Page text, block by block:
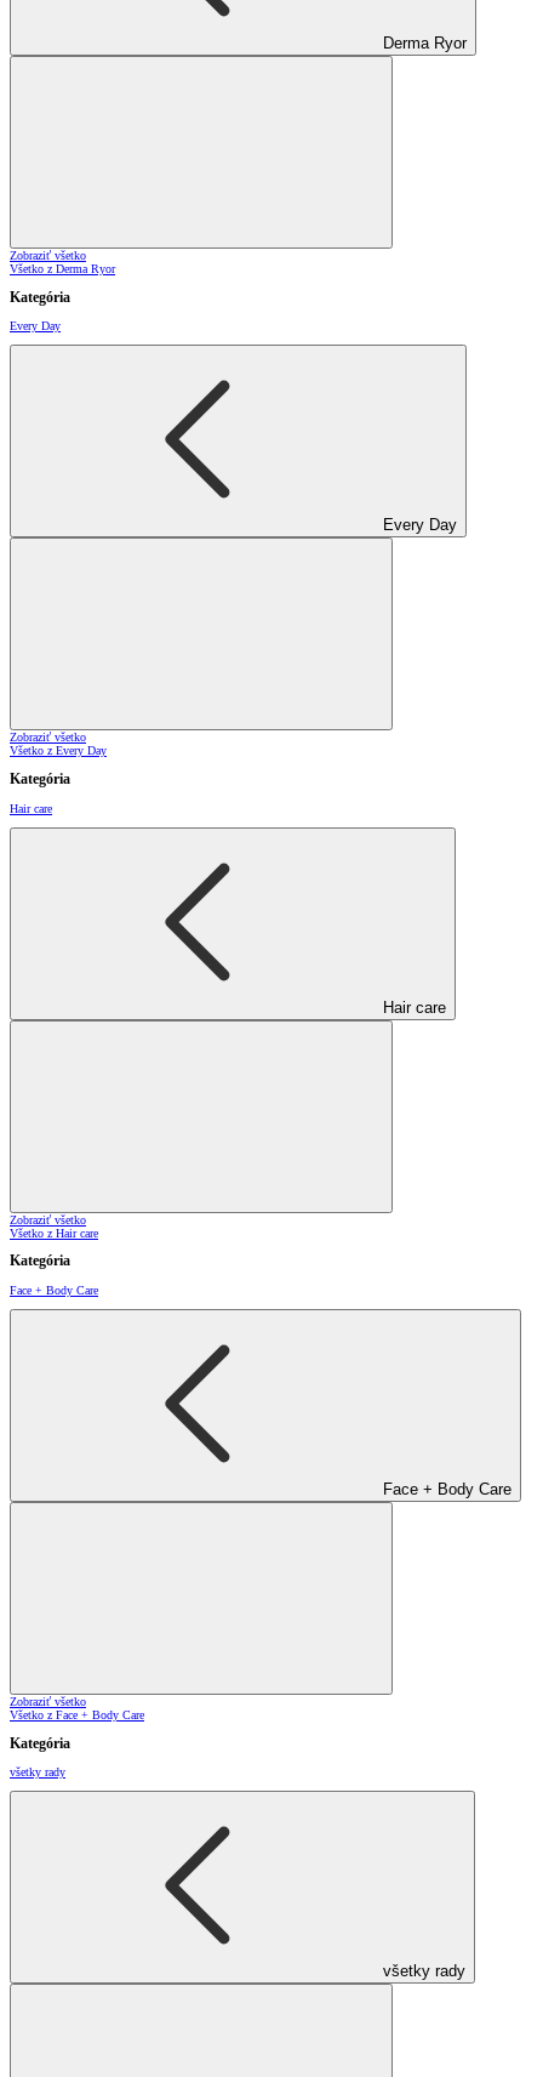
Derma Ryor
Zobraziť všetko
Všetko z Derma Ryor
Kategória
Every Day
Every Day
Zobraziť všetko
Všetko z Every Day
Kategória
Hair care
Hair care
Zobraziť všetko
Všetko z Hair care
Kategória
Face + Body Care
Face + Body Care
Zobraziť všetko
Všetko z Face + Body Care
Kategória
všetky rady
všetky rady